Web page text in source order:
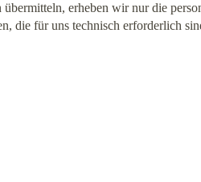
erheben wir nur die
die für uns technisch erforderlich